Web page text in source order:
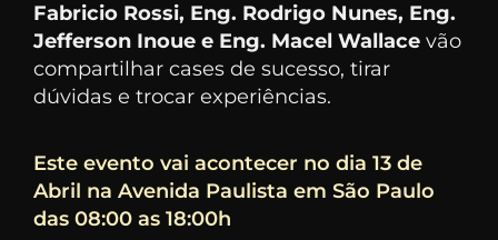
Fabricio Rossi, Eng. Rodrigo Nunes, Eng.
Jefferson Inoue e Eng. Macel Wallace vão
compartilhar cases de sucesso, tirar
dúvidas e trocar experiências.
Este evento vai acontecer no dia 13 de
Abril na Avenida Paulista em São Paulo
das 08:00 as 18:00h